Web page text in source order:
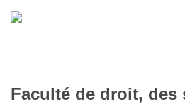
Faculté de droit,